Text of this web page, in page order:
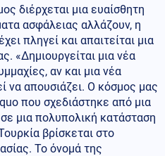
διέρχεται μια ευαίσθητη
ασφάλειας αλλάζουν, η
πληγεί και απαιτείται μια
«Δημιουργείται μια νέα
αν και μια νέα
να απουσιάζει. Ο κόσμος μας
που σχεδιάστηκε από μια
μια πολυπολική κατάσταση
βρίσκεται στο
Το όνομά της